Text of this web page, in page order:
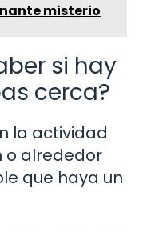
misterio
si hay
cerca?
la actividad
o alrededor
que haya un